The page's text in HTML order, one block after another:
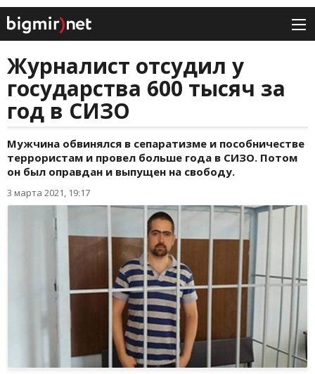
Журналист отсудил у
государства 600 тысяч за
год в СИЗО
Мужчина обвинялся в сепаратизме и пособничестве
террористам и провел больше года в СИЗО. Потом
он был оправдан и выпущен на свободу.
3 марта 2021, 19:17